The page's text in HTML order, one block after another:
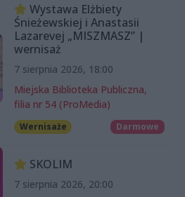
Wystawa Elżbiety
Śnieżewskiej i Anastasii
Lazarevej „MISZMASZ” |
wernisaż
7 sierpnia 2026, 18:00
Miejska Biblioteka Publiczna,
filia nr 54 (ProMedia)
Wernisaże Darmowe
SKOLIM
7 sierpnia 2026, 20:00